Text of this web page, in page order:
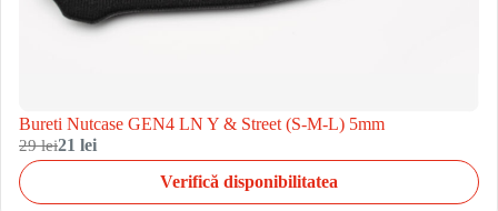
Bureti Nutcase GEN4 LN Y & Street (S-M-L) 5mm
29 lei21 lei
Verifică disponibilitatea